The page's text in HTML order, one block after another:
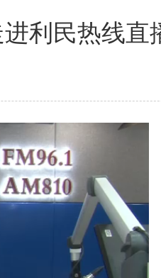
利民热线直